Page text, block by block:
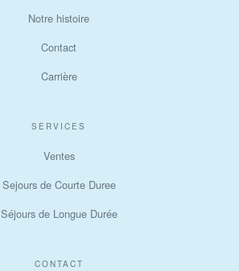
Notre histoire
Contact
Carrière
SERVICES
Ventes
Sejours de Courte Duree
Séjours de Longue Durée
CONTACT